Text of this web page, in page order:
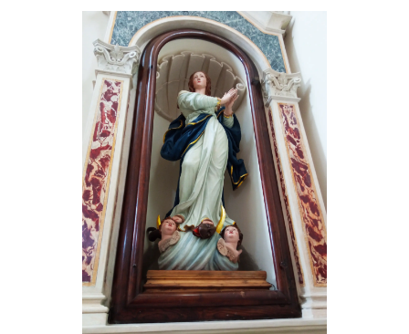
LACONAIR.IT
LACITYMAG.IT
ILREGGINO.IT
COSENZACHANNEL.IT
ILVIBONESE.IT
CATANZAROCHANNEL.IT